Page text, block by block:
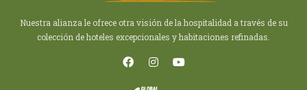
Nuestra alianza le ofrece otra visión de la hospitalidad a través de su
colección de hoteles excepcionales y habitaciones refinadas.